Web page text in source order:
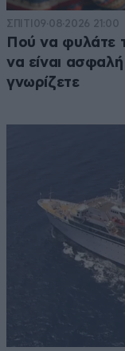
ΣΠΙΤΙ 09·08·2026 21:00
Πού να φυλάτε
να είναι
γνωρίζετε